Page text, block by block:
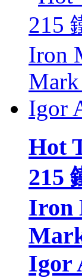
Hot
215
Iron
Igor